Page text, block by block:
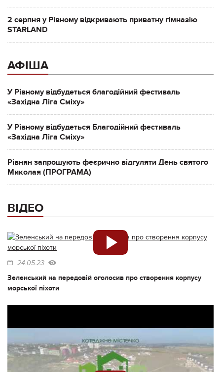
2 серпня у Рівному відкривають приватну гімназію
STARLAND
АФІША
У Рівному відбудеться благодійний фестиваль
«Західна Ліга Сміху»
У Рівному відбудеться Благодійний фестиваль
«Західна Ліга Сміху»
Рівнян запрошують феєрично відгуляти День святого
Миколая (ПРОГРАМА)
ВІДЕО
24.05.23
Зеленський на передовій оголосив про створення корпусу
морської піхоти